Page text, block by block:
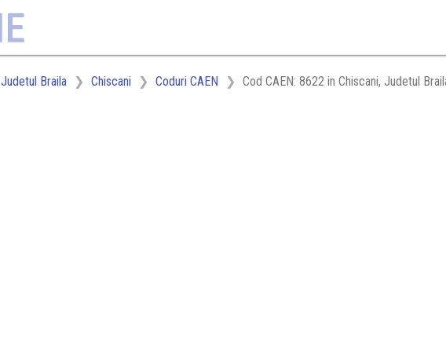
Judetul Braila Chiscani Coduri CAEN Cod CAEN: 8622 in Chiscani, Judetul